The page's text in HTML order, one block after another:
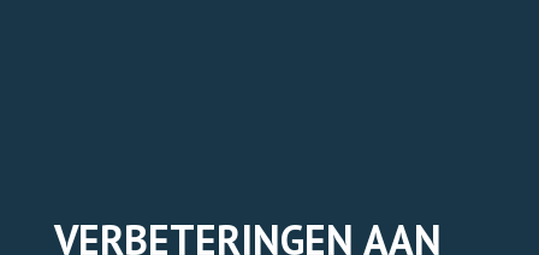
VERBETERINGEN AAN